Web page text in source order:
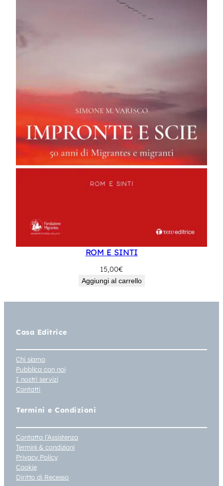
ROM E SINTI
15,00€
Aggiungi al carrello
Casa Editrice
Chi siamo
Pubblica con noi
I nostri servizi
Contatti
Termini e Condizioni
Contatta l’Assistenza
Termini & condizioni
Privacy Policy
Cookie
Diritto di Recesso